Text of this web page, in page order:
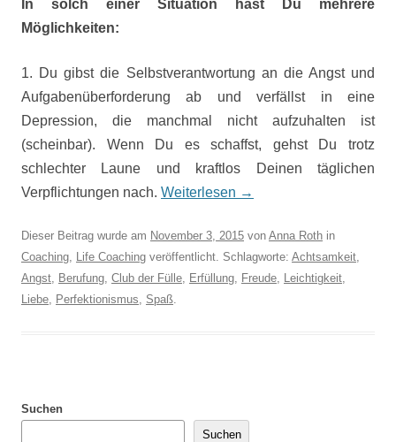
In solch einer Situation hast Du mehrere
Möglichkeiten:
1. Du gibst die Selbstverantwortung an die Angst und
Aufgabenüberforderung ab und verfällst in eine
Depression, die manchmal nicht aufzuhalten ist
(scheinbar). Wenn Du es schaffst, gehst Du trotz
schlechter Laune und kraftlos Deinen täglichen
Verpflichtungen nach. Weiterlesen →
Dieser Beitrag wurde am November 3, 2015 von Anna Roth in
Coaching, Life Coaching veröffentlicht. Schlagworte: Achtsamkeit,
Angst, Berufung, Club der Fülle, Erfüllung, Freude, Leichtigkeit,
Liebe, Perfektionismus, Spaß.
Suchen
Suchen